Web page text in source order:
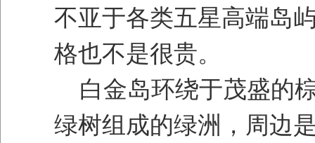
不亚于各类五星高端岛
格也不是很贵。
白金岛环绕于茂盛的
绿树组成的绿洲，周边